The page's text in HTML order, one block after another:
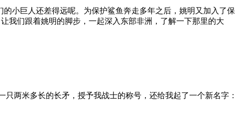
小巨人还差得远呢。为保护鲨鱼奔走多年之后，姚明又加入了保
我们跟着姚明的脚步，一起深入东部非洲，了解一下那里的大
两米多长的长矛，授予我战士的称号，还给我起了一个新名字：